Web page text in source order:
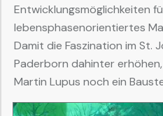
Entwicklungsmöglichkeiten
lebensphasenorientiertes
Damit die Faszination im St.
Paderborn dahinter
Martin Lupus noch ein